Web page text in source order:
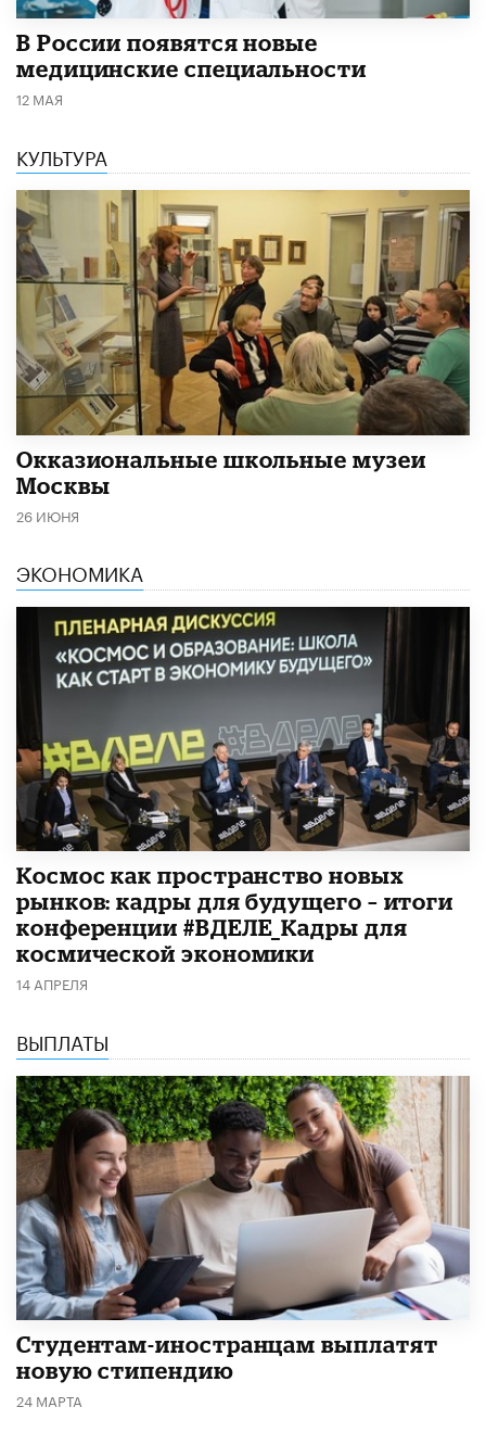
В России появятся новые
медицинские специальности
12 МАЯ
КУЛЬТУРА
​Окказиональные школьные музеи
Москвы
26 ИЮНЯ
ЭКОНОМИКА
Космос как пространство новых
рынков: кадры для будущего – итоги
конференции #ВДЕЛЕ_Кадры для
космической экономики
14 АПРЕЛЯ
ВЫПЛАТЫ
Студентам-иностранцам выплатят
новую стипендию
24 МАРТА